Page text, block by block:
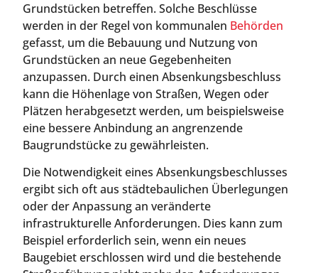
Grundstücken betreffen. Solche Beschlüsse
werden in der Regel von kommunalen Behörden
gefasst, um die Bebauung und Nutzung von
Grundstücken an neue Gegebenheiten
anzupassen. Durch einen Absenkungsbeschluss
kann die Höhenlage von Straßen, Wegen oder
Plätzen herabgesetzt werden, um beispielsweise
eine bessere Anbindung an angrenzende
Baugrundstücke zu gewährleisten.
Die Notwendigkeit eines Absenkungsbeschlusses
ergibt sich oft aus städtebaulichen Überlegungen
oder der Anpassung an veränderte
infrastrukturelle Anforderungen. Dies kann zum
Beispiel erforderlich sein, wenn ein neues
Baugebiet erschlossen wird und die bestehende